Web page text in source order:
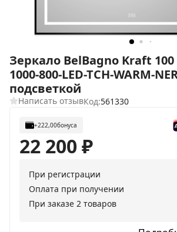
Зеркало BelBagno Kraft 100
1000-800-LED-TCH-WARM-
подсветкой
Написать отзывКод:561330
+222,00бонуса
22 200₽
При регистрации
Оплата при получении
При заказе 2 товаров